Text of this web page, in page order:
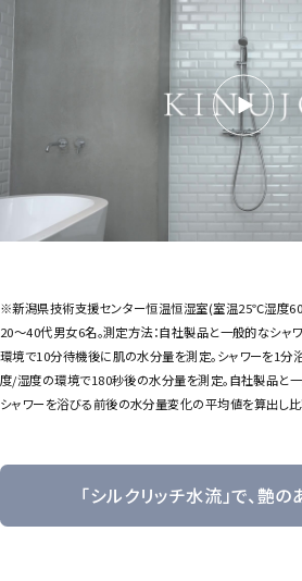
※新潟県技術支援センター恒温恒湿室(室温25℃湿度
20～40代男女6名。測定方法：自社製品と一般的なシャ
環境で10分待機後に肌の水分量を測定。シャワーを1分
度/湿度の環境で180秒後の水分量を測定。自社製品と
シャワーを浴びる前後の水分量変化の平均値を算出し比
「シルクリッチ水流」で、艶の